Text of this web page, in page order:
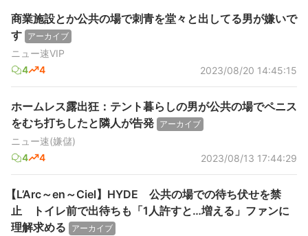
商業施設とか公共の場で刺青を堂々と出してる男が嫌いで
す アーカイブ
ニュー速VIP
4
4 2023/08/20 14:45:15
ホームレス露出狂：テント暮らしの男が公共の場でペニス
をむち打ちしたと隣人が告発 アーカイブ
ニュー速(嫌儲)
4
4 2023/08/13 17:44:29
【L’Arc～en～Ciel】HYDE 公共の場での待ち伏せを禁
止 トイレ前で出待ちも「1人許すと…増える」ファンに
理解求める
アーカイブ